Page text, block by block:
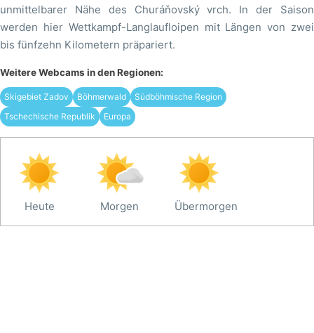
unmittelbarer Nähe des Churáňovský vrch. In der Saison
werden hier Wettkampf-Langlaufloipen mit Längen von zwei
bis fünfzehn Kilometern präpariert.
Weitere Webcams in den Regionen:
Skigebiet Zadov Böhmerwald
Südböhmische Region
Tschechische Republik
Europa
Heute Morgen Übermorgen